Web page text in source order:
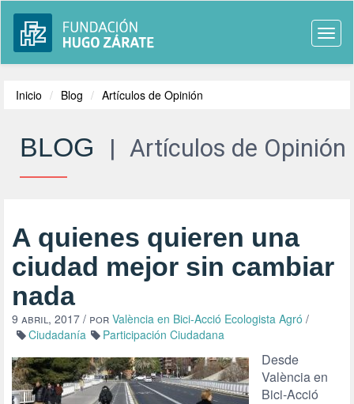
Inicio Blog Artículos de Opinión
BLOG | Artículos de Opinión
A quienes quieren una
ciudad mejor sin cambiar
nada
9 abril, 2017 / por València en Bici-Acció Ecologista Agró /
Ciudadanía
Participación Ciudadana
Desde
València en
Bici-Acció